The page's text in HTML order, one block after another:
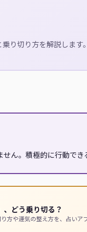
り切り方を解説します。
ん。積極的に行動でき
どう乗り切る？
方や運気の整え方を、占いア